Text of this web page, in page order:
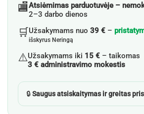
🏬Atsiėmimas parduotuvėje –
2–3 darbo dienos
🛒Užsakymams nuo 39 € –
išskyrus Neringą
⚠️Užsakymams iki 15 € – taikomas
3 € administravimo mokestis
🔒Saugus atsiskaitymas ir greitas